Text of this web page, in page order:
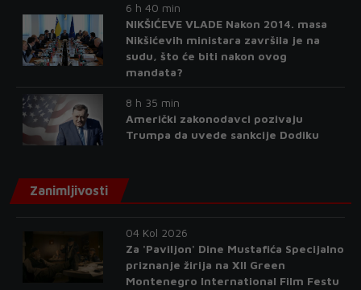
6 h 40 min
NIKŠIĆEVE VLADE Nakon 2014. masa
Nikšićevih ministara završila je na
sudu, što će biti nakon ovog
mandata?
8 h 35 min
Američki zakonodavci pozivaju
Trumpa da uvede sankcije Dodiku
Zanimljivosti
04 Kol 2026
Za 'Paviljon' Dine Mustafića Specijalno
priznanje žirija na XII Green
Montenegro International Film Festu